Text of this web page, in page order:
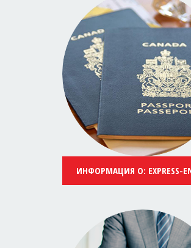
ИНФОРМАЦИЯ О: EXPRESS-